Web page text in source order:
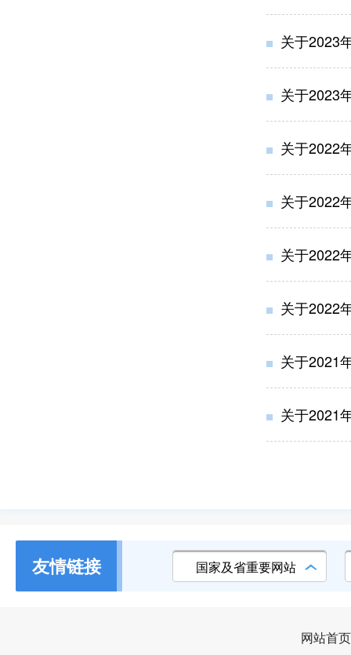
关于2023
关于2023
关于2022
关于2022
关于2022
关于2022
关于2021
关于2021
友情链接 国家及省重要网站
网站首页